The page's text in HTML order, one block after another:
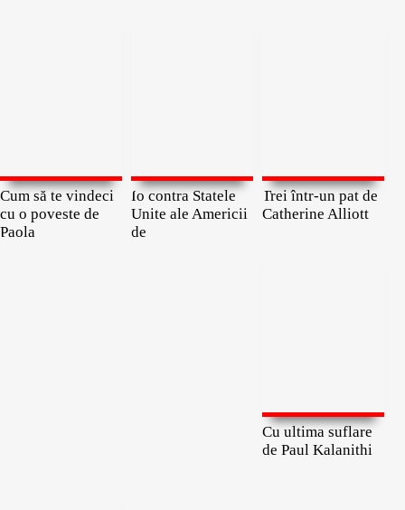
Cum să te vindeci
cu o poveste de
Paola
Io contra Statele
Unite ale Americii
de
Trei într-un pat de
Catherine Alliott
Cu ultima suflare
de Paul Kalanithi